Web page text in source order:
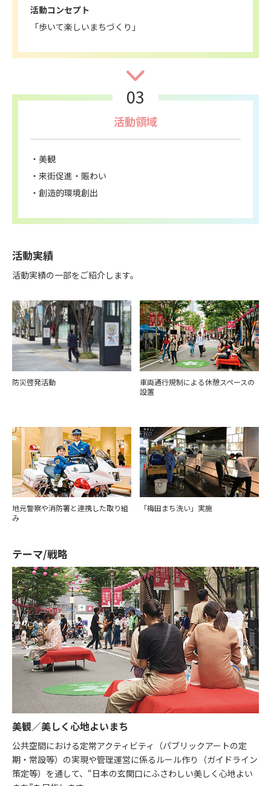
活動コンセプト
「歩いて楽しいまちづくり」
03
活動領域
美観
来街促進・賑わい
創造的環境創出
活動実績
活動実績の一部をご紹介します。
防災啓発活動
車両通行規制による休憩スペースの
設置
地元警察や消防署と連携した取り組
み
「梅田まち洗い」実施
テーマ/戦略
美観／美しく心地よいまち
公共空間における定常アクティビティ（パブリックアートの定
期・常設等）の実現や管理運営に係るルール作り（ガイドライン
策定等）を通して、“日本の玄関口にふさわしい美しく心地よい